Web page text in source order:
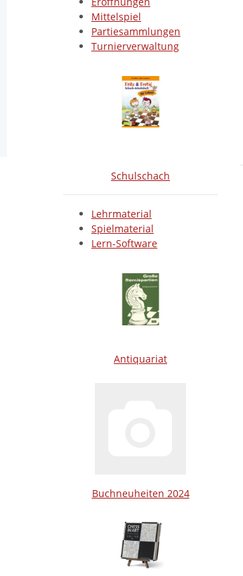
Mittelspiel
Partiesammlungen
Turnierverwaltung
Schulschach
Lehrmaterial
Spielmaterial
Lern-Software
Antiquariat
Buchneuheiten 2024